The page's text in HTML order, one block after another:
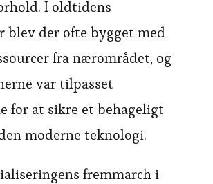
I oldtidens
blev der ofte bygget med
fra nærområdet, og
var tilpasset
for at sikre et behageligt
moderne teknologi.
fremmarch i